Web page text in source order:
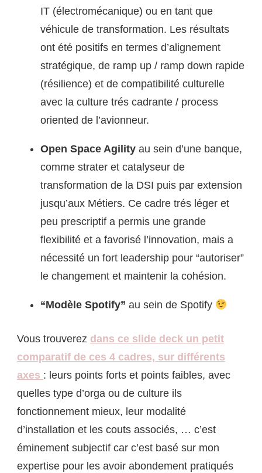
IT (électromécanique) ou en tant que
véhicule de transformation. Les résultats
ont été positifs en termes d’alignement
stratégique, de ramp up / ramp down rapide
(résilience) et de compatibilité culturelle
avec la culture trés cadrante / process
oriented de l’avionneur.
Open Space Agility au sein d’une banque,
comme strater et catalyseur de
transformation de la DSI puis par extension
jusqu’aux Métiers. Ce cadre trés léger et
peu prescriptif a permis une grande
flexibilité et a favorisé l’innovation, mais a
nécessité un fort leadership pour “autoriser”
le changement et maintenir la cohésion.
“Modèle Spotify” au sein de Spotify
Vous trouverez dans ce slide deck un petit
comparatif de ces 4 cadres, sur différents
axes : leurs points forts et points faibles, avec
quelles type d’orga ou de culture ils
fonctionnement mieux, leur modalité
d’installation et les couts associés, … c’est
éminement subjectif car c’est basé sur mon
expertise pour les avoir abondement pratiqués